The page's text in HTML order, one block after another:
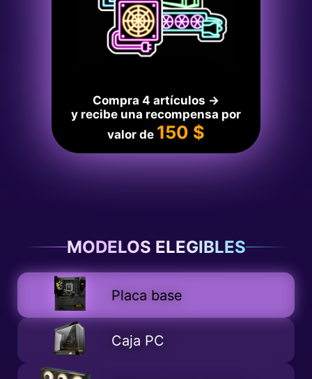
Compra 4 artículos →
y recibe una recompensa por
valor de 150 $
MODELOS ELEGIBLES
Placa base
Caja PC